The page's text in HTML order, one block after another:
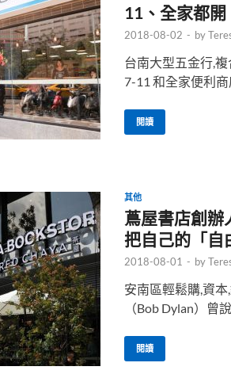
11、全家都
2018-08-02 - by
台南大型五金行,
7-11 和全家便利商
閱讀
其他
蔦屋書店創辦
把自己的「自
2018-08-01 - by
安南區輕鬆購,資
（Bob Dylan）曾
閱讀